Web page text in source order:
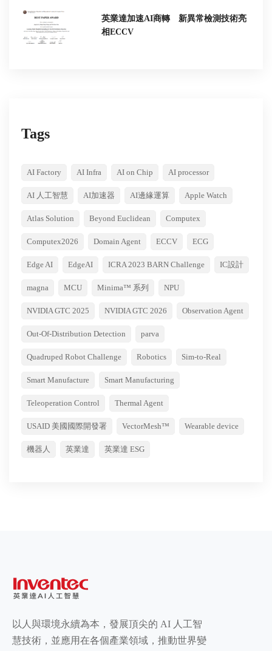
英業達加速AI商轉 新異常檢測技術亮
相ECCV
Tags
AI Factory AI Infra AI on Chip AI processor
AI 人工智慧 AI加速器 AI邊緣運算 Apple Watch
Atlas Solution Beyond Euclidean Computex
Computex2026 Domain Agent ECCV ECG
Edge AI EdgeAI ICRA 2023 BARN Challenge IC設計
magna MCU Minima™ 系列 NPU
NVIDIA GTC 2025 NVIDIA GTC 2026 Observation Agent
Out-Of-Distribution Detection parva
Quadruped Robot Challenge Robotics Sim-to-Real
Smart Manufacture Smart Manufacturing
Teleoperation Control Thermal Agent
USAID 美國國際開發署 VectorMesh™ Wearable device
機器人 英業達 英業達 ESG
以人與環境永續為本，發展頂尖的 AI 人工智
慧技術，並應用在各個產業領域，推動世界變